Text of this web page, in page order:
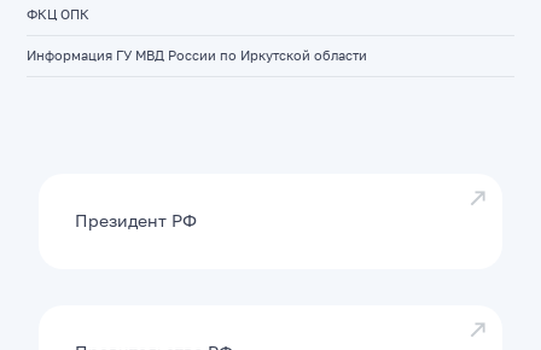
ФКЦ ОПК
Информация ГУ МВД России по Иркутской области
Президент РФ